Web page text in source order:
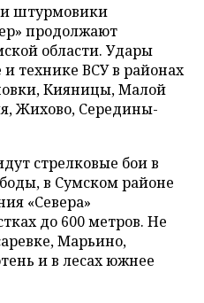
штурмовики
продолжают
области. Удары
технике ВСУ в районах
Кияницы, Малой
Жихово, Середины-
стрелковые бои в
в Сумском районе
«Севера»
до 600 метров. Не
Марьино,
и в лесах южнее